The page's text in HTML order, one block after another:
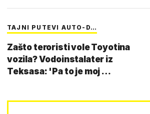
TAJNI PUTEVI AUTO-D…
Zašto teroristi vole Toyotina
vozila? Vodoinstalater iz
Teksasa: 'Pa to je moj …